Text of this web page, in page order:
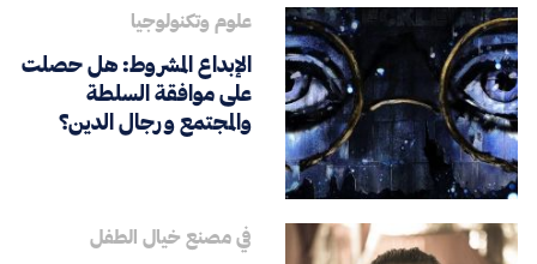
علوم وتكنولوجيا
الإبداع المشروط: هل حصلت
على موافقة السلطة
والمجتمع ورجال الدين؟
في مصنع خيال الطفل